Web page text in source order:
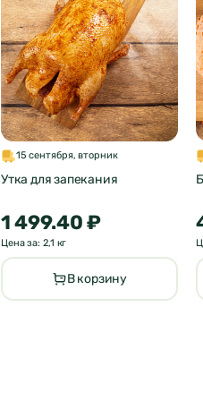
15 сентября, вторник
Утка для запекания
1 499.40 ₽
Цена за: 2,1 кг
В корзину